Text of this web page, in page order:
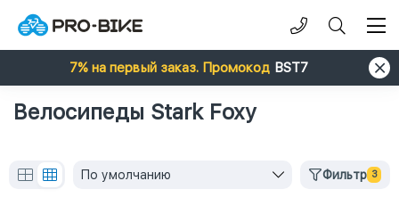
7% на первый заказ. Промокод BST7
Велосипеды Stark Foxy
По умолчанию Фильтр 3